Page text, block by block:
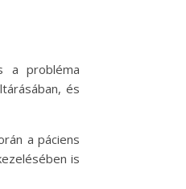
a probléma
és
a páciens
is